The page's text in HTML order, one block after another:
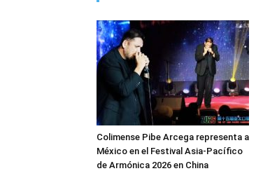
Colimense Pibe Arcega representa a
México en el Festival Asia-Pacífico
de Armónica 2026 en China